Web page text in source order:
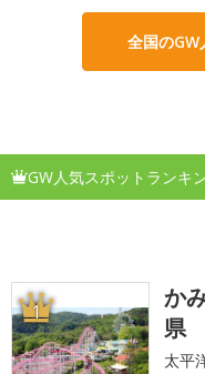
全国の
GW人気スポットランキ
1
か
県
太平